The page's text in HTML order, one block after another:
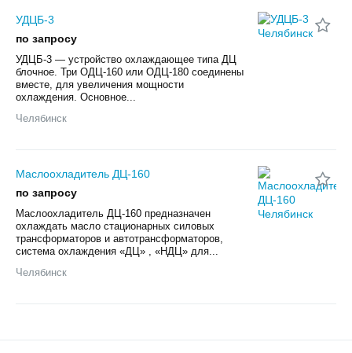
УДЦБ-3
по запросу
УДЦБ-3 — устройство охлаждающее типа ДЦ
блочное. Три ОДЦ-160 или ОДЦ-180 соединены
вместе, для увеличения мощности
охлаждения. Основное...
Челябинск
Маслоохладитель ДЦ-160
по запросу
Маслоохладитель ДЦ-160 предназначен
охлаждать масло стационарных силовых
трансформаторов и автотрансформаторов,
система охлаждения «ДЦ» , «НДЦ» для...
Челябинск